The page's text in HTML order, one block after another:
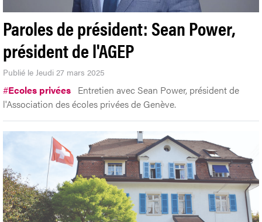
Paroles de président: Sean Power,
président de l'AGEP
Publié le Jeudi 27 mars 2025
#Ecoles privées Entretien avec Sean Power, président de
l'Association des écoles privées de Genève.